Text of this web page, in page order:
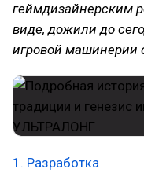
геймдизайнерским
виде, дожили до
игровой машинерии
1. Разработка